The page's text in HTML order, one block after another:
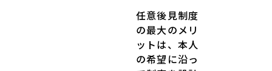
任意後見制度
の最大のメリ
ットは、本人
の希望に沿っ